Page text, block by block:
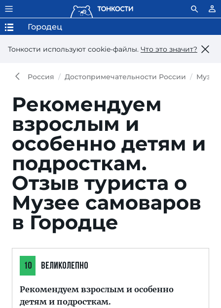
Тонкости используют сookie-файлы. Что это значит?
Городец
Россия Достопримечательности России Музей
Рекомендуем
взрослым и
особенно детям и
подросткам.
Отзыв туриста о
Музее самоваров
в Городце
10 ВЕЛИКОЛЕПНО
Рекомендуем взрослым и особенно
детям и подросткам.